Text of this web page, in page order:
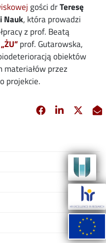
gości drTeresę
Nauk, która prowadzi
z prof. Beatą
prof. Gutarowska,
obiektów
materiałów przez
projekcie.
Facebook
opens in new
Linkedin
opens in
X